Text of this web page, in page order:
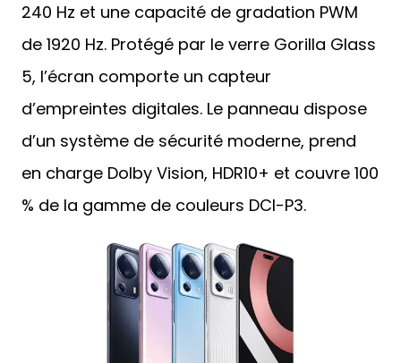
240 Hz et une capacité de gradation PWM
de 1920 Hz. Protégé par le verre Gorilla Glass
5, l’écran comporte un capteur
d’empreintes digitales. Le panneau dispose
d’un système de sécurité moderne, prend
en charge Dolby Vision, HDR10+ et couvre 100
% de la gamme de couleurs DCI-P3.